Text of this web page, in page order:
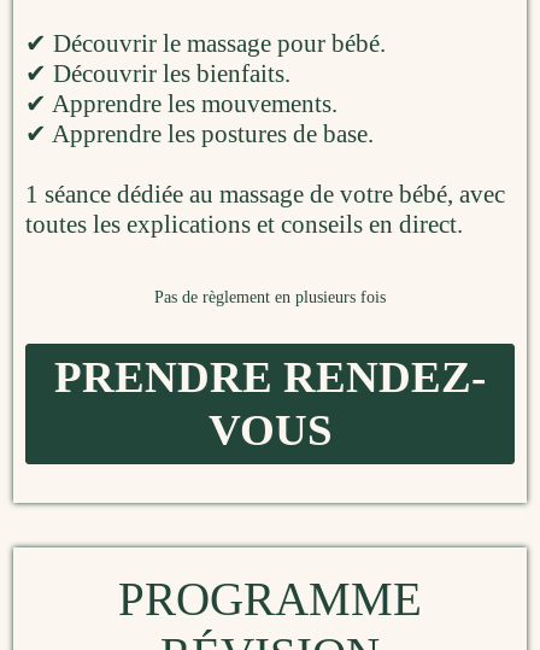
✔ Découvrir le massage pour bébé.
✔ Découvrir les bienfaits.
✔ Apprendre les mouvements.
✔ Apprendre les postures de base.
1 séance dédiée au massage de votre bébé, avec
toutes les explications et conseils en direct.
Pas de règlement en plusieurs fois
PRENDRE RENDEZ-
VOUS
PROGRAMME